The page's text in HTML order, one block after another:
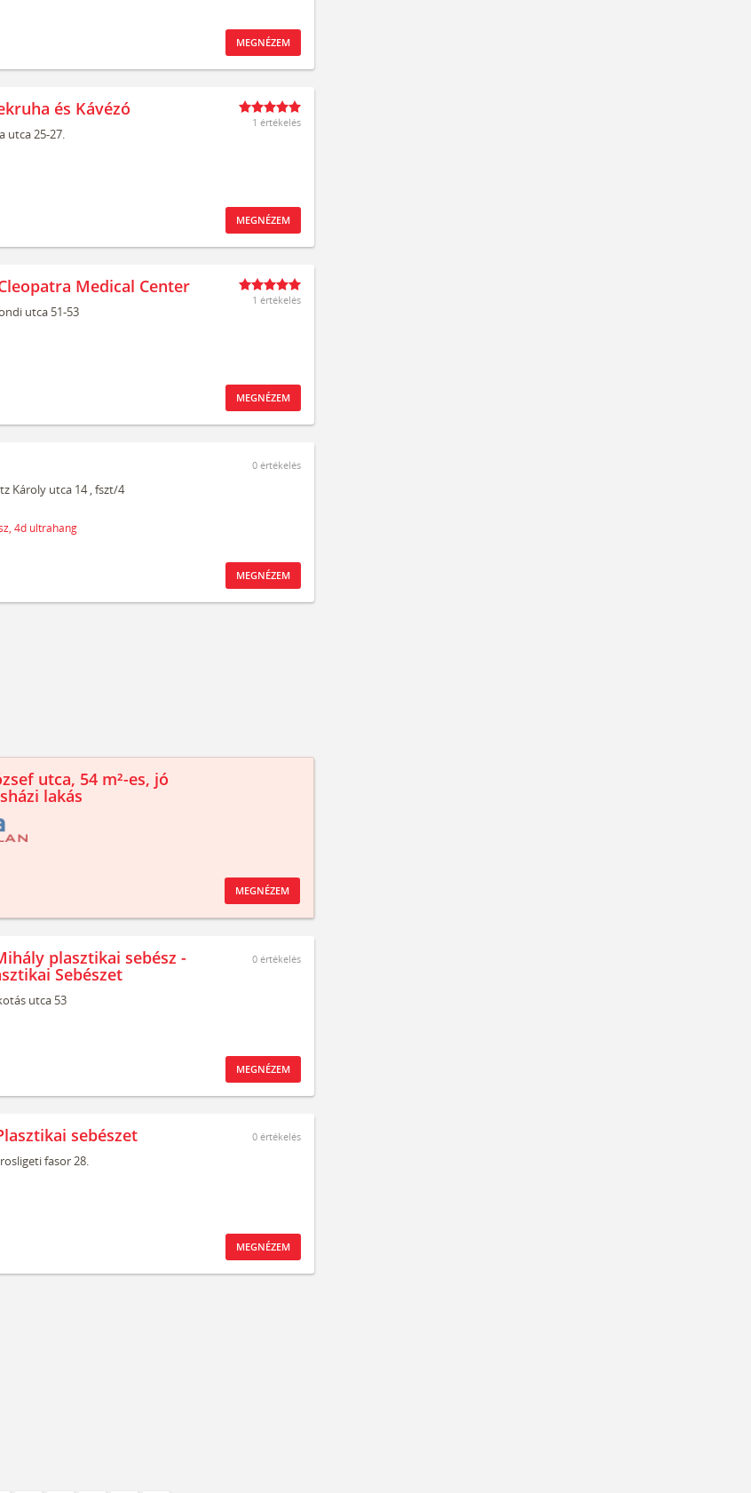
MEGNÉZEM
és Kávézó
utca 25-27.
1 értékelés
MEGNÉZEM
Medical Center
utca 51-53
1 értékelés
MEGNÉZEM
Károly utca 14, fszt/4
4d ultrahang
0 értékelés
MEGNÉZEM
utca, 54 m²-es, jó
lakás
MEGNÉZEM
plasztikai sebész -
Sebészet
utca 53
0 értékelés
MEGNÉZEM
sebészet
fasor 28.
0 értékelés
MEGNÉZEM